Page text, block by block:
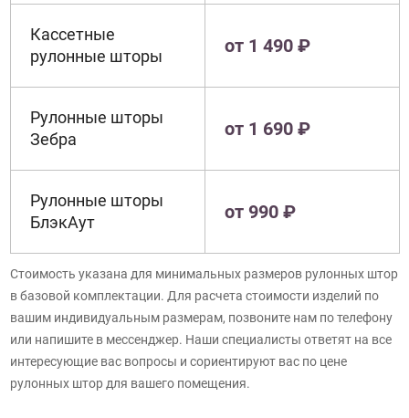
Кассетные
рулонные шторы
от 1 490 ₽
Рулонные шторы
Зебра
от 1 690 ₽
Рулонные шторы
БлэкАут
от 990 ₽
Стоимость указана для минимальных размеров рулонных штор
в базовой комплектации. Для расчета стоимости изделий по
вашим индивидуальным размерам, позвоните нам по телефону
или напишите в мессенджер. Наши специалисты ответят на все
интересующие вас вопросы и сориентируют вас по цене
рулонных штор для вашего помещения.